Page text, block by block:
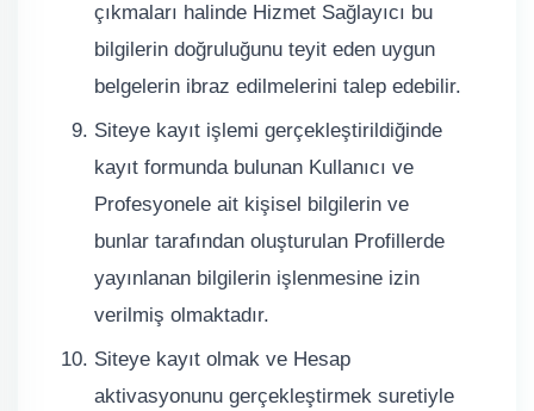
çıkmaları halinde Hizmet Sağlayıcı bu
bilgilerin doğruluğunu teyit eden uygun
belgelerin ibraz edilmelerini talep edebilir.
Siteye kayıt işlemi gerçekleştirildiğinde
kayıt formunda bulunan Kullanıcı ve
Profesyonele ait kişisel bilgilerin ve
bunlar tarafından oluşturulan Profillerde
yayınlanan bilgilerin işlenmesine izin
verilmiş olmaktadır.
Siteye kayıt olmak ve Hesap
aktivasyonunu gerçekleştirmek suretiyle